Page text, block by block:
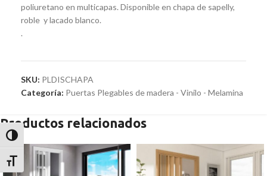
Alternar alto contraste
Alternar tamaño de letra
poliuretano en multicapas. Disponible en chapa de sapelly,
roble y lacado blanco.
.
SKU: PLDISCHAPA
Categoría: Puertas Plegables de madera - Vinilo - Melamina
Productos relacionados